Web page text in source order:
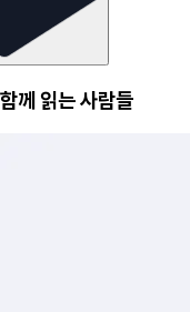
함께 읽는 사람들